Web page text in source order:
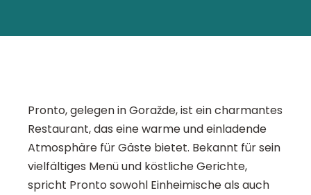
Pronto, gelegen in Goražde, ist ein charmantes
Restaurant, das eine warme und einladende
Atmosphäre für Gäste bietet. Bekannt für sein
vielfältiges Menü und köstliche Gerichte,
spricht Pronto sowohl Einheimische als auch